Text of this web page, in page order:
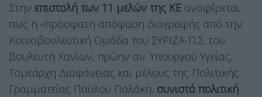
Στην επιστολή των 11 μελών της ΚΕ αναφέρεται
πως η «πρόσφατη απόφαση διαγραφής από την
Κοινοβουλευτική Ομάδα του ΣΥΡΙΖΑ-Π.Σ. του
βουλευτή Χανίων, πρώην αν. Υπουργού Υγείας,
Τομεάρχη Διαφάνειας και μέλους της Πολιτικής
Γραμματείας Παύλου Πολάκη, συνιστά πολιτική